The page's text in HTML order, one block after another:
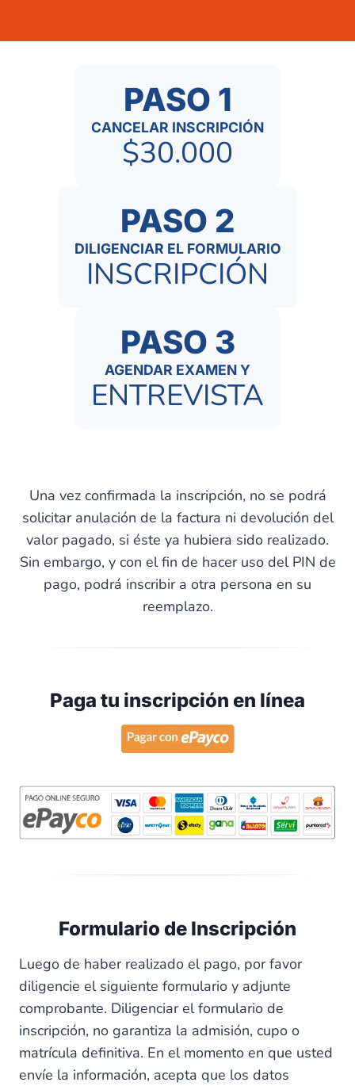
PASO 1
CANCELAR INSCRIPCIÓN
$30.000
PASO 2
DILIGENCIAR EL FORMULARIO
INSCRIPCIÓN
PASO 3
AGENDAR EXAMEN Y
ENTREVISTA
Una vez confirmada la inscripción, no se podrá
solicitar anulación de la factura ni devolución del
valor pagado, si éste ya hubiera sido realizado.
Sin embargo, y con el fin de hacer uso del PIN de
pago, podrá inscribir a otra persona en su
reemplazo.
Paga tu inscripción en línea
Formulario de Inscripción
Luego de haber realizado el pago, por favor
diligencie el siguiente formulario y adjunte
comprobante. Diligenciar el formulario de
inscripción, no garantiza la admisión, cupo o
matrícula definitiva. En el momento en que usted
envíe la información, acepta que los datos